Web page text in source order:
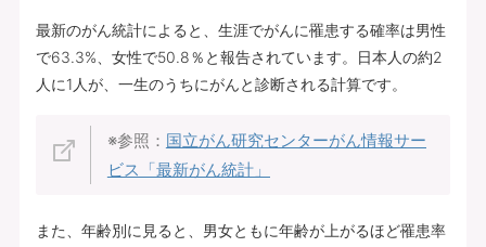
最新のがん統計によると、生涯でがんに罹患する確率は男性
で63.3%、女性で50.8％と報告されています。日本人の約2
人に1人が、一生のうちにがんと診断される計算です。
※参照： 国立がん研究センターがん情報サー
ビス「最新がん統計」
また、年齢別に見ると、男女ともに年齢が上がるほど罹患率